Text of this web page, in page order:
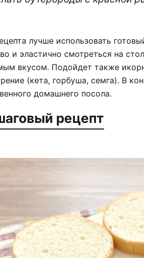
лучше использовать
и эластично смотреться на
вкусом. Подойдет также
(кета, горбуша, семга). В
домашнего посола.
рецепт